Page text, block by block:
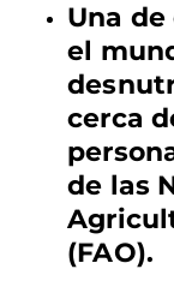
Una
el
cerca
de las
(FAO).